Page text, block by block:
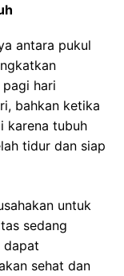
antara pukul
hari
bahkan ketika
karena tubuh
tidur dan siap
untuk
sedang
dapat
sehat dan